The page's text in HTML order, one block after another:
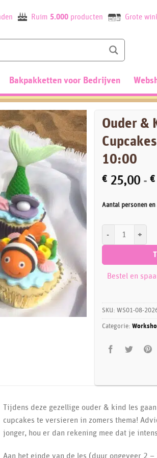
Ruim 5.000producten Grote
Bakpakketten voor Bedrijven
Ouder &
10:00
€25,00 - €
Aantal personen en
Bestel en
SKU: WS01-08-
Categorie:
Tijdens deze gezellige ouder & kind les
cupcakes te versieren in zomers thema!
jonger, hou er dan rekening mee dat je
Aan het einde van de les (duur ongeveer 2